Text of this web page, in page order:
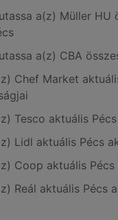
a(z) Müller HU
a(z) CBA
Chef Market
Tesco aktuális
Lidl aktuális Pécs
Coop aktuális
Reál aktuális Pécs